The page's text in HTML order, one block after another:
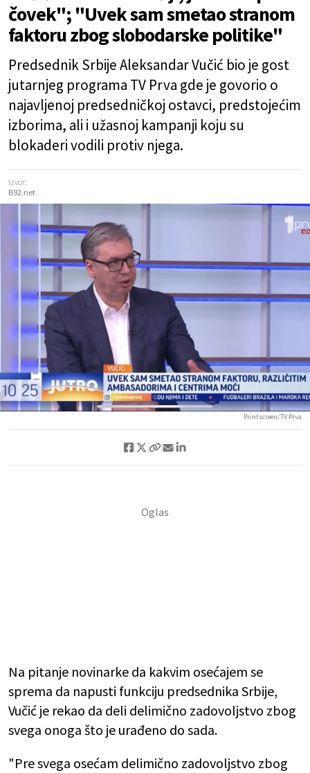
čovek"; "Uvek sam smetao stranom
faktoru zbog slobodarske politike"
Predsednik Srbije Aleksandar Vučić bio je gost
jutarnjeg programa TV Prva gde je govorio o
najavljenoj predsedničkoj ostavci, predstojećim
izborima, ali i užasnoj kampanji koju su
blokaderi vodili protiv njega.
Izvor:
B92.net
Printscreen/TV Prva
Na pitanje novinarke da kakvim osećajem se
sprema da napusti funkciju predsednika Srbije,
Vučić je rekao da deli delimično zadovoljstvo zbog
svega onoga što je urađeno do sada.
"Pre svega osećam delimično zadovoljstvo zbog